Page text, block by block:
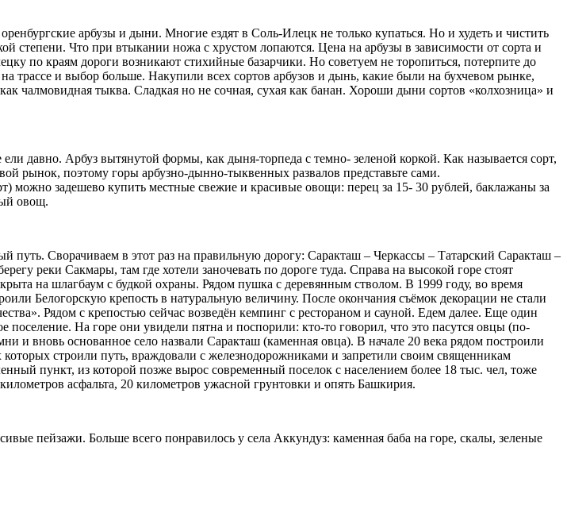
арбузы и дыни. Многие ездят в Соль-Илецк не только купаться. Но и худеть и чистить
степени. Что при втыкании ножа с хрустом лопаются. Цена на арбузы в зависимости от сорта и
по краям дороги возникают стихийные базарчики. Но советуем не торопиться, потерпите до
трассе и выбор больше. Накупили всех сортов арбузов и дынь, какие были на бухчевом рынке,
чалмовидная тыква. Сладкая но не сочная, сухая как банан. Хороши дыни сортов «колхозница» и
давно. Арбуз вытянутой формы, как дыня-торпеда с темно- зеленой коркой. Как называется сорт,
рынок, поэтому горы арбузно-дынно-тыквенных развалов представьте сами.
можно задешево купить местные свежие и красивые овощи: перец за 15- 30 рублей, баклажаны за
овощ.
Сворачиваем в этот раз на правильную дорогу: Саракташ – Черкассы – Татарский Саракташ –
реки Сакмары, там где хотели заночевать по дороге туда. Справа на высокой горе стоят
на шлагбаум с будкой охраны. Рядом пушка с деревянным стволом. В 1999 году, во время
Белогорскую крепость в натуральную величину. После окончания съёмок декорации не стали
Рядом с крепостью сейчас возведён кемпинг с рестораном и сауной. Едем далее. Еще один
На горе они увидели пятна и поспорили: кто-то говорил, что это пасутся овцы (по-
и вновь основанное село назвали Саракташ (каменная овца). В начале 20 века рядом построили
строили путь, враждовали с железнодорожниками и запретили своим священникам
пункт, из которой позже вырос современный поселок с населением более 18 тыс. чел, тоже
асфальта, 20 километров ужасной грунтовки и опять Башкирия.
пейзажи. Больше всего понравилось у села Аккундуз: каменная баба на горе, скалы, зеленые